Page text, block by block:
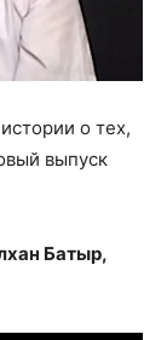
о тех,
выпуск
Батыр,